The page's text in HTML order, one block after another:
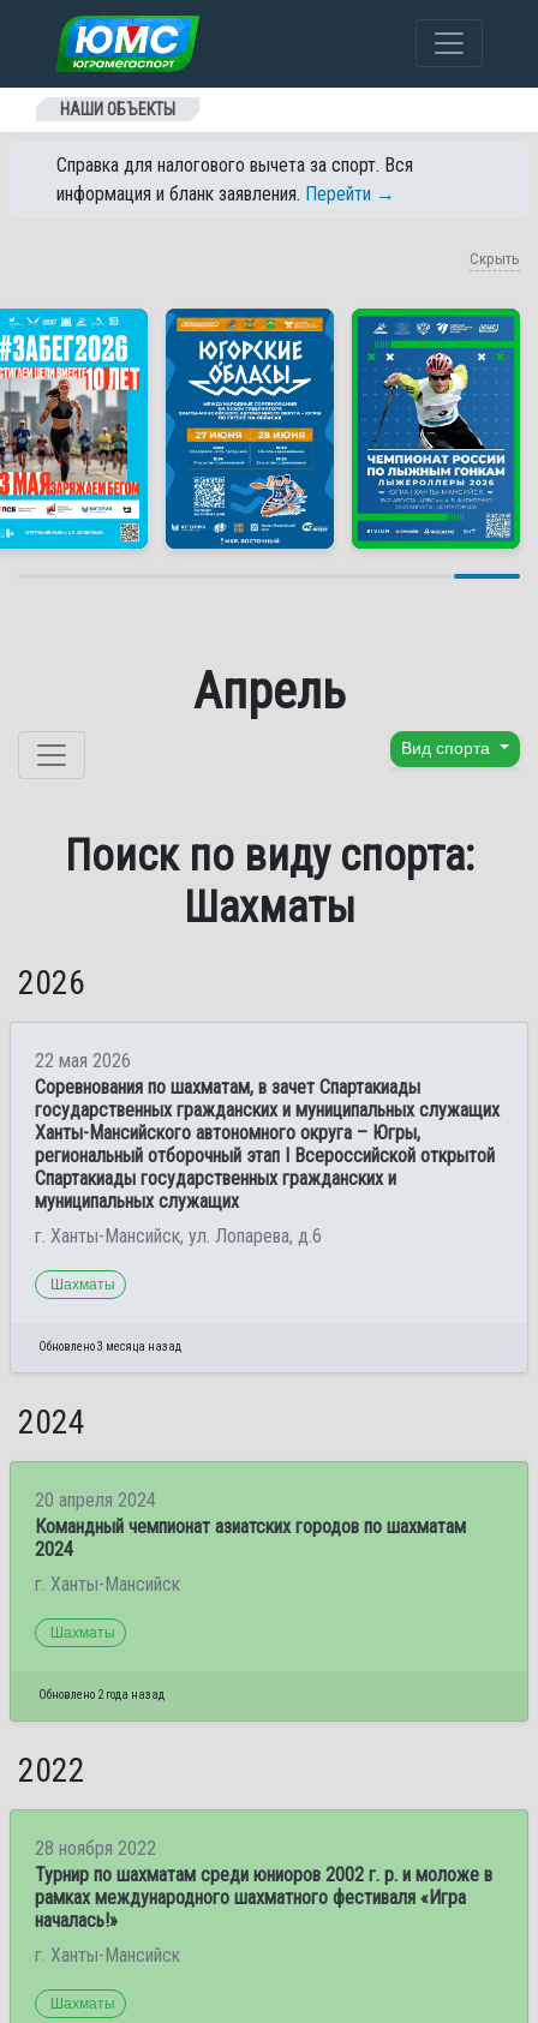
Перейти к содержанию
НАШИ ОБЪЕКТЫ
Справка для налогового вычета за спорт. Вся
информация и бланк заявления. Перейти →
Скрыть
Апрель
Перейти к содержанию Вид спорта
Поиск по виду спорта:
Шахматы
2026
22 мая 2026
Соревнования по шахматам, в зачет Спартакиады
государственных гражданских и муниципальных служащих
Ханты-Мансийского автономного округа – Югры,
региональный отборочный этап I Всероссийской открытой
Спартакиады государственных гражданских и
муниципальных служащих
г. Ханты-Мансийск, ул. Лопарева, д.6
Шахматы
Обновлено 3 месяца назад
2024
20 апреля 2024
Командный чемпионат азиатских городов по шахматам
2024
г. Ханты-Мансийск
Шахматы
Обновлено 2 года назад
2022
28 ноября 2022
Турнир по шахматам среди юниоров 2002 г. р. и моложе в
рамках международного шахматного фестиваля «Игра
началась!»
г. Ханты-Мансийск
Шахматы